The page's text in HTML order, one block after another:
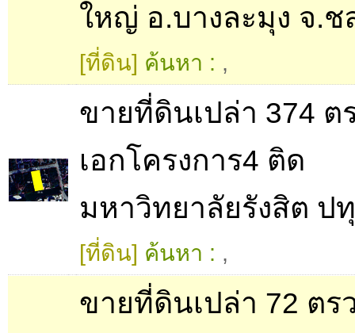
ใหญ่ อ.บางละมุง จ.ช
[ที่ดิน] ค้นหา : ,
ขายที่ดินเปล่า 374 ต
เอกโครงการ4 ติด
มหาวิทยาลัยรังสิต ป
[ที่ดิน] ค้นหา : ,
ขายที่ดินเปล่า 72 ตร